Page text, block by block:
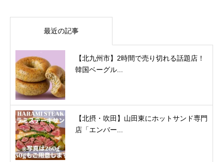
最近の記事
【北九州市】2時間で売り切れる話題店！
韓国ベーグル...
【北摂・吹田】山田東にホットサンド専門
店「エンバー...